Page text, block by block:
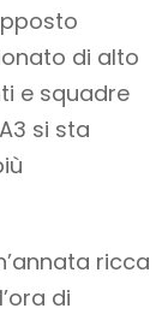
di alto
e squadre
si sta
ricca
di